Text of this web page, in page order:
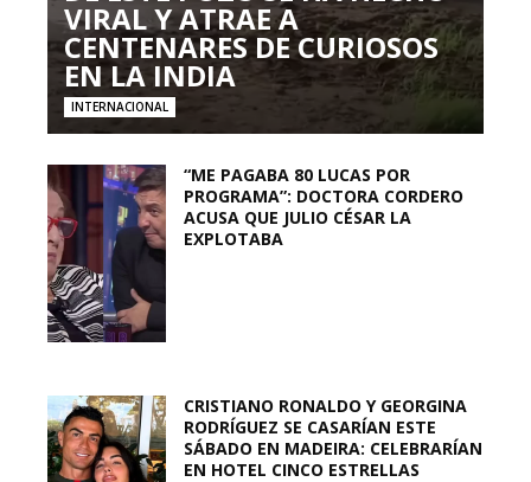
VIRAL Y ATRAE A
CENTENARES DE CURIOSOS
EN LA INDIA
INTERNACIONAL
“ME PAGABA 80 LUCAS POR
PROGRAMA”: DOCTORA CORDERO
ACUSA QUE JULIO CÉSAR LA
EXPLOTABA
CRISTIANO RONALDO Y GEORGINA
RODRÍGUEZ SE CASARÍAN ESTE
SÁBADO EN MADEIRA: CELEBRARÍAN
EN HOTEL CINCO ESTRELLAS